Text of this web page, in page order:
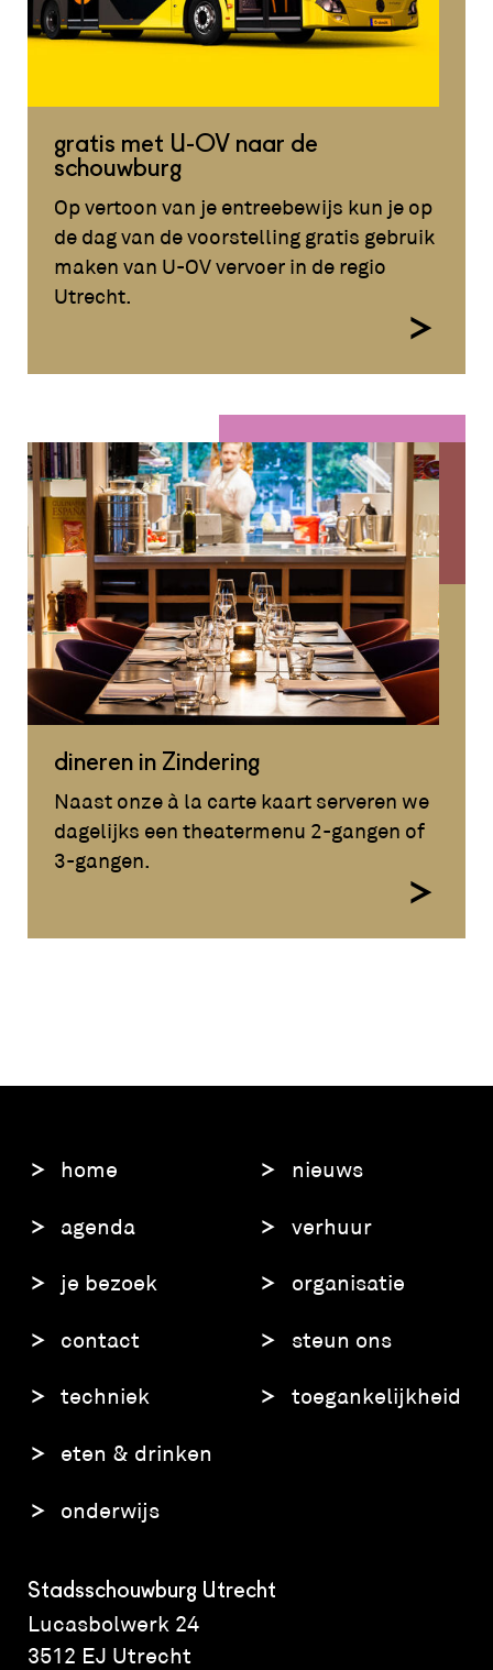
gratis met U-OV naar de
schouwburg
Op vertoon van je entreebewijs kun je op
de dag van de voorstelling gratis gebruik
maken van U-OV vervoer in de regio
Utrecht.
dineren in Zindering
Naast onze à la carte kaart serveren we
dagelijks een theatermenu 2-gangen of
3-gangen.
home
agenda
je bezoek
contact
techniek
eten & drinken
onderwijs
nieuws
verhuur
organisatie
steun ons
toegankelijkheid
Stadsschouwburg Utrecht
Lucasbolwerk 24
3512 EJ Utrecht